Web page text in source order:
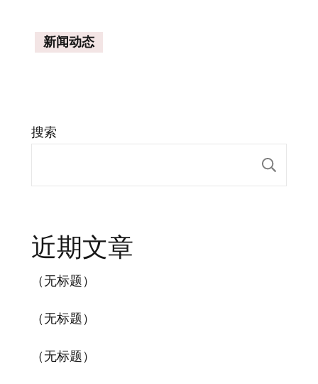
新闻动态
搜索
近期文章
（无标题）
（无标题）
（无标题）